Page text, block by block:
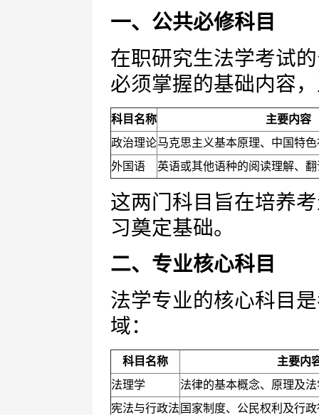
一、公共必修科目
在职研究生法学考试
必须掌握的基础内容
科目名称
主要内容
政治理论马克思主义基本原理、中国特
外国语
英语或其他语种的阅读理解、
这两门科目旨在培养
习奠定基础。
二、专业核心科目
法学专业的核心科目
域：
科目名称
主要内
法理学
法律的基本概念、原理及
宪法与行政法 国家制度、公民权利及行